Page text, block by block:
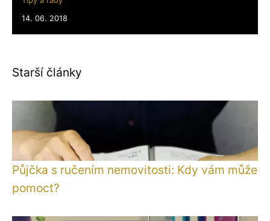
14. 06. 2018
Starší články
Půjčka s ručením nemovitosti: Kdy vám může
pomoct?